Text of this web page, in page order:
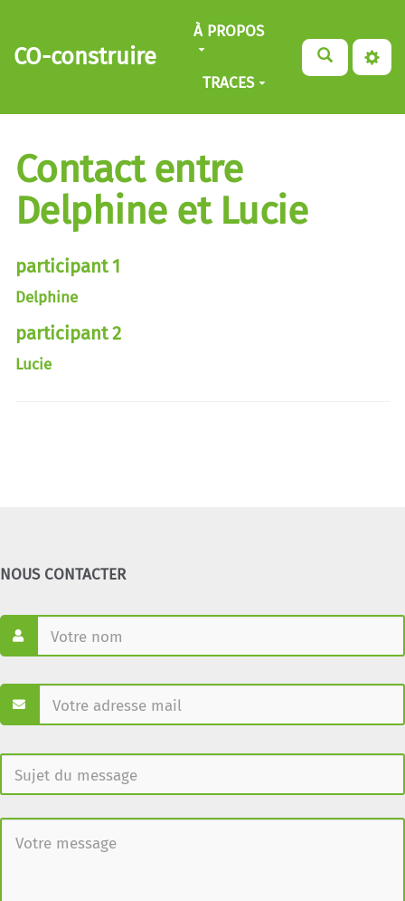
Aller au contenu principal
CO-construire
À PROPOS
TRACES
Contact entre
Delphine et Lucie
participant 1
Delphine
participant 2
Lucie
NOUS CONTACTER